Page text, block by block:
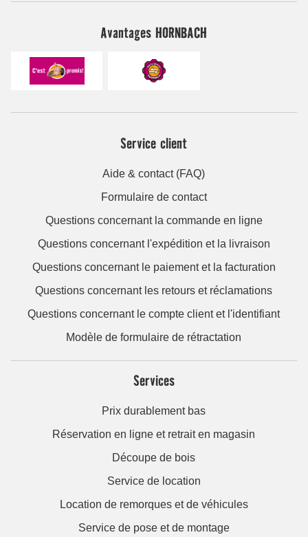
Avantages HORNBACH
Service client
Aide & contact (FAQ)
Formulaire de contact
Questions concernant la commande en ligne
Questions concernant l'expédition et la livraison
Questions concernant le paiement et la facturation
Questions concernant les retours et réclamations
Questions concernant le compte client et l'identifiant
Modèle de formulaire de rétractation
Services
Prix durablement bas
Réservation en ligne et retrait en magasin
Découpe de bois
Service de location
Location de remorques et de véhicules
Service de pose et de montage